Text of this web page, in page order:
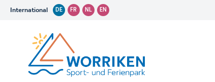
International DE FR NL EN